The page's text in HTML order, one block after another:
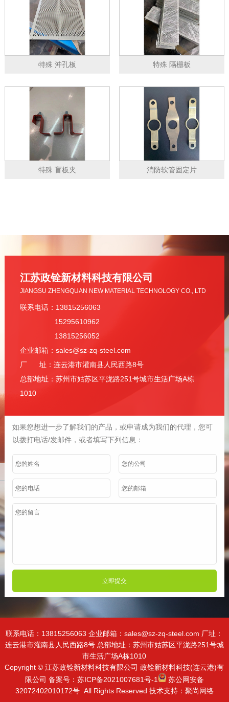
特殊 沖孔板 特殊 隔栅板
特殊 盲板夹 消防软管固定片
江苏政铨新材料科技有限公司
JIANGSU ZHENGQUAN NEW MATERIAL TECHNOLOGY CO., LTD
联系电话：13815256063
15295610962
13815256052
企业邮箱：sales@sz-zq-steel.com
厂 址：连云港市灌南县人民西路8号
总部地址：苏州市姑苏区平泷路251号城市生活广场A栋
1010
如果您想进一步了解我们的产品，或申请成为我们的代理，您可
以拨打电话/发邮件，或者填写下列信息：
立即提交
联系电话：13815256063 企业邮箱：sales@sz-zq-steel.com 厂址：
连云港市灌南县人民西路8号 总部地址：苏州市姑苏区平泷路251号城
市生活广场A栋1010
Copyright © 江苏政铨新材料科技有限公司 政铨新材料科技(连云港)有
限公司 备案号： 苏ICP备2021007681号-1
苏公网安备
32072402010172号All Rights Reserved 技术支持：聚尚网络